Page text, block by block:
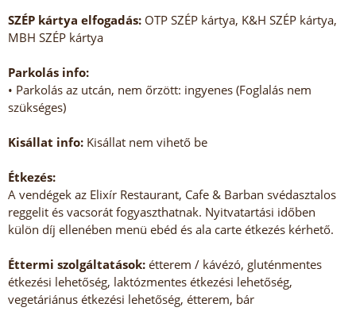
SZÉP kártya elfogadás: OTP SZÉP kártya, K&H SZÉP kártya,
MBH SZÉP kártya
Parkolás info:
• Parkolás az utcán, nem őrzött: ingyenes (Foglalás nem
szükséges)
Kisállat info: Kisállat nem vihető be
Étkezés:
A vendégek az Elixír Restaurant, Cafe & Barban svédasztalos
reggelit és vacsorát fogyaszthatnak. Nyitvatartási időben
külön díj ellenében menü ebéd és ala carte étkezés kérhető.
Éttermi szolgáltatások: étterem / kávézó, gluténmentes
étkezési lehetőség, laktózmentes étkezési lehetőség,
vegetáriánus étkezési lehetőség, étterem, bár